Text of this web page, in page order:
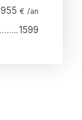
955 € /an
1599